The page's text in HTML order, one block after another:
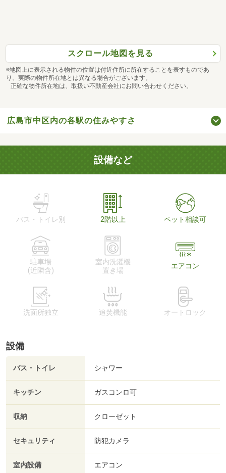
スクロール地図を見る
※地図上に表示される物件の位置は付近住所に所在することを表すものであ
り、実際の物件所在地とは異なる場合がございます。
正確な物件所在地は、取扱い不動産会社にお問い合わせください。
広島市中区内の各駅の住みやすさ
設備など
バス・トイレ別 2階以上 ペット相談可
駐車場
(近隣含)
室内洗濯機
置き場
エアコン
洗面所独立 追焚機能 オートロック
設備
バス・トイレ シャワー
キッチン ガスコンロ可
収納 クローゼット
セキュリティ 防犯カメラ
室内設備 エアコン